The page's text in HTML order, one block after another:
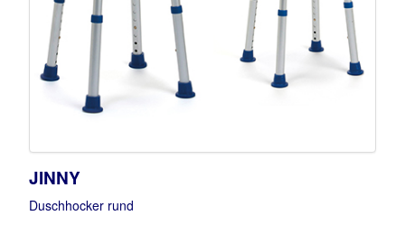
JINNY
Duschhocker rund